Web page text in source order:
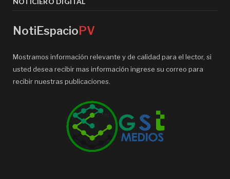
NotiEspacioPV
Mostramos información relevante y de calidad para el lector, si
usted desea recibir mas información ingrese su correo para
recibir nuestras publicaciones.